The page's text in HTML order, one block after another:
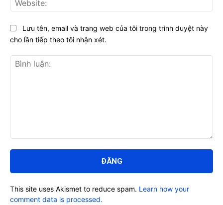
luận:
Lưu tên, email và trang web của tôi trong trình duyệt này
cho lần tiếp theo tôi nhận xét.
This site uses Akismet to reduce spam. Learn how your
comment data is processed.